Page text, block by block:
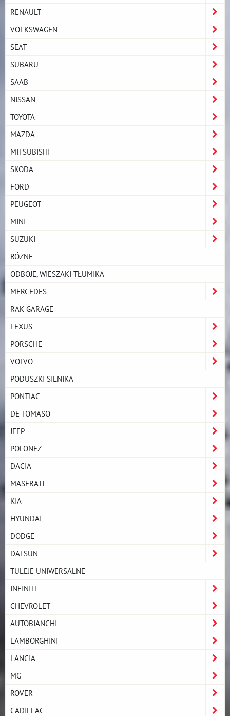
RENAULT
VOLKSWAGEN
SEAT
SUBARU
SAAB
NISSAN
TOYOTA
MAZDA
MITSUBISHI
SKODA
FORD
PEUGEOT
MINI
SUZUKI
RÓŻNE
ODBOJE, WIESZAKI TŁUMIKA
MERCEDES
RAK GARAGE
LEXUS
PORSCHE
VOLVO
PODUSZKI SILNIKA
PONTIAC
DE TOMASO
JEEP
POLONEZ
DACIA
MASERATI
KIA
HYUNDAI
DODGE
DATSUN
TULEJE UNIWERSALNE
INFINITI
CHEVROLET
AUTOBIANCHI
LAMBORGHINI
LANCIA
MG
ROVER
CADILLAC